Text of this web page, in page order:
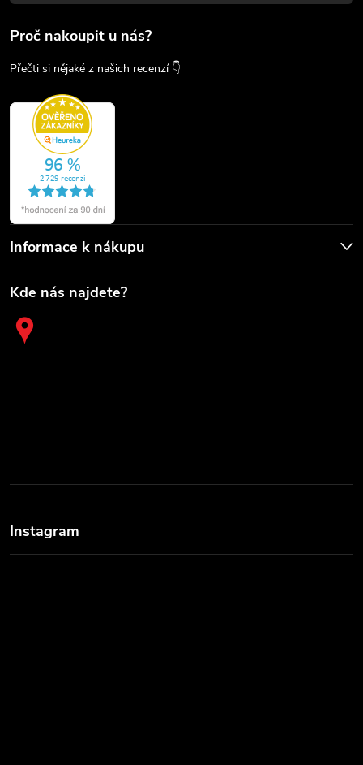
Proč nakoupit u nás?
Přečti si nějaké z našich recenzí 👇
Informace k nákupu
Kde nás najdete?
Instagram